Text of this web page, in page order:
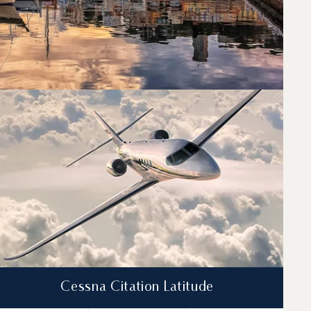
Państwa indywidualnym potrzebom
Cessna Citation Latitude